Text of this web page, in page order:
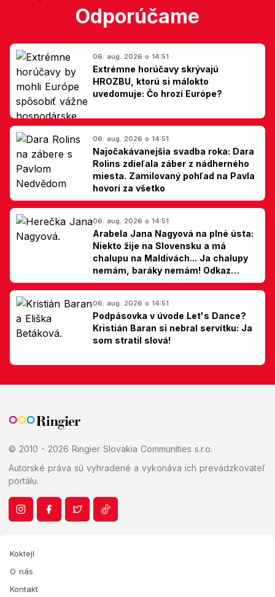
Odporúčame
06. aug. 2026 o 14:51
Extrémne horúčavy skrývajú
HROZBU, ktorú si málokto
uvedomuje: Čo hrozí Európe?
06. aug. 2026 o 14:51
Najočakávanejšia svadba roka: Dara
Rolins zdieľala záber z nádherného
miesta. Zamilovaný pohľad na Pavla
hovorí za všetko
06. aug. 2026 o 14:51
Arabela Jana Nagyová na plné ústa:
Niekto žije na Slovensku a má
chalupu na Maldivách... Ja chalupy
nemám, baráky nemám! Odkaz
Slovákom
06. aug. 2026 o 14:51
Podpásovka v úvode Let's Dance?
Kristián Baran si nebral servítku: Ja
som stratil slová!
© 2010 - 2026 Ringier Slovakia Communities s.r.o.
Autorské práva sú vyhradené a vykonáva ich prevádzkovateľ
portálu.
Koktejl
O nás
Kontakt